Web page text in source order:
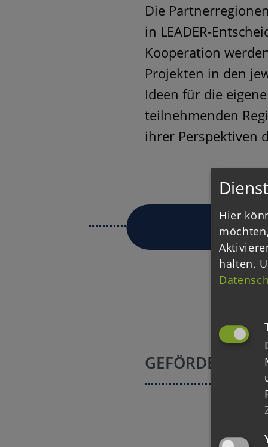
Die
in LEADER-
Kooperation
Projekten in den
Ideen für die
teilnehmenden
ihrer Perspektiven
GEFÖRDERT
Hier
halten.